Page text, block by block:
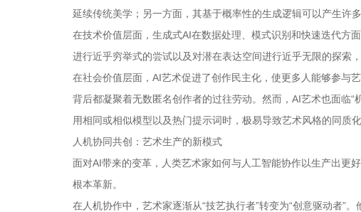
延续传统美学；另一方面，其基于概率性的生成逻辑可以产生许
在技术价值层面，生成式AI在数据处理、模式识别和快速迭代方
进行近乎穷举式的尝试以及对潜在表达空间进行近乎无限的探索
在社会价值层面，AI艺术促进了创作民主化，使更多人能够参与
背后都凝聚着无数匿名创作者的过往劳动。然而，AI艺术也面临
用相同或相似模型以及热门提示词时，极易导致艺术风格的同质
人机协同共创：艺术生产的新模式
面对AI带来的变革，人类艺术家如何与人工智能协作以生产出更
根本革新。
在人机协作中，艺术家逐渐从“技艺执行者”转变为“创意驱动者”